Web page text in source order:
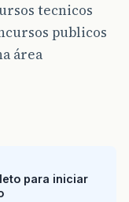
tecnicos
publicos
área
para iniciar